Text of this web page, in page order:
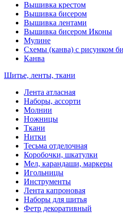
Вышивка крестом
Вышивка бисером
Вышивка лентами
Вышивка бисером Иконы
Мулине
Схемы (канва) с рисунком
Канва
Шитье, ленты, ткани
Лента атласная
Наборы, ассорти
Молнии
Ножницы
Ткани
Нитки
Тесьма отделочная
Коробочки, шкатулки
Мел, карандаши, маркеры
Игольницы
Инструменты
Лента капроновая
Наборы для шитья
Фетр декоративный